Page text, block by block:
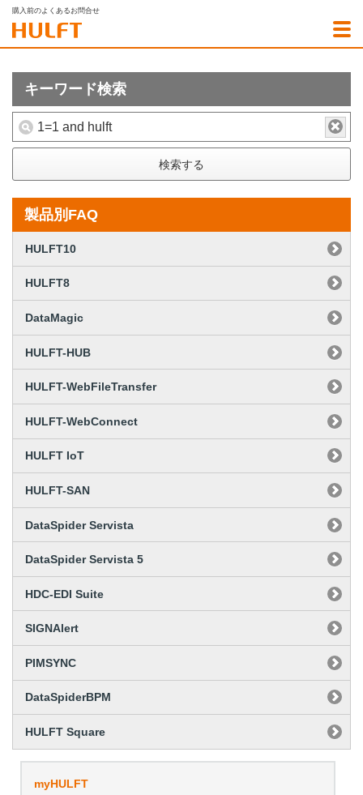
購入前のよくあるお問合せ
キーワード検索
検索する
製品別FAQ
HULFT10
HULFT8
DataMagic
HULFT-HUB
HULFT-WebFileTransfer
HULFT-WebConnect
HULFT IoT
HULFT-SAN
DataSpider Servista
DataSpider Servista 5
HDC-EDI Suite
SIGNAlert
PIMSYNC
DataSpiderBPM
HULFT Square
myHULFT